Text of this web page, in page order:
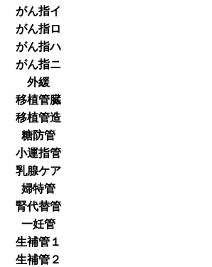
がん指イ
がん指ロ
がん指ハ
がん指ニ
外緩
移植管臓
移植管造
糖防管
小運指管
乳腺ケア
婦特管
腎代替管
一妊管
生補管１
生補管２